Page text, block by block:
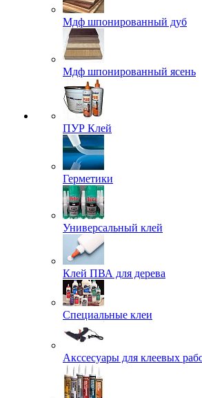
Мдф шпонированный дуб
Мдф шпонированный ясень
ПУР Клей
Герметики
Универсальный клей
Клей ПВА для дерева
Специальные клеи
Акссесуары для клеевых